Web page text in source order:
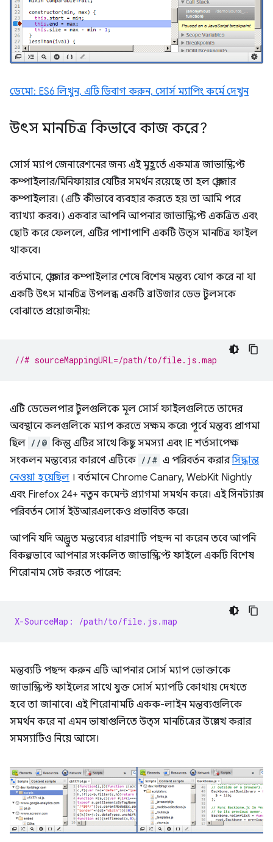
ডেমো: ES6 লিখুন, এটি ডিবাগ করুন, সোর্স ম্যাপিং কর্মে দেখুন
উৎস মানচিত্র কিভাবে কাজ করে?
সোর্স ম্যাপ জেনারেশনের জন্য এই মুহূর্তে একমাত্র জাভাস্ক্রিপ্ট
কম্পাইলার/মিনিফায়ার যেটির সমর্থন রয়েছে তা হল ক্লোজার
কম্পাইলার। (এটি কীভাবে ব্যবহার করতে হয় তা আমি পরে
ব্যাখ্যা করব।) একবার আপনি আপনার জাভাস্ক্রিপ্ট একত্রিত এবং
ছোট করে ফেললে, এটির পাশাপাশি একটি উত্স মানচিত্র ফাইল
থাকবে।
বর্তমানে, ক্লোজার কম্পাইলার শেষে বিশেষ মন্তব্য যোগ করে না যা
একটি উৎস মানচিত্র উপলব্ধ একটি ব্রাউজার ডেভ টুলসকে
বোঝাতে প্রয়োজনীয়:
//# sourceMappingURL=/path/to/file.js.map
এটি ডেভেলপার টুলগুলিকে মূল সোর্স ফাইলগুলিতে তাদের
অবস্থানে কলগুলিকে ম্যাপ করতে সক্ষম করে৷ পূর্বে মন্তব্য প্রাগমা
ছিল //@ কিন্তু এটির সাথে কিছু সমস্যা এবং IE শর্তসাপেক্ষ
সংকলন মন্তব্যের কারণে এটিকে //# এ পরিবর্তন করারসিদ্ধান্ত
নেওয়া হয়েছিল । বর্তমানে Chrome Canary, WebKit Nightly
এবং Firefox 24+ নতুন কমেন্ট প্র্যাগমা সমর্থন করে। এই সিনট্যাক্স
পরিবর্তন সোর্স ইউআরএলকেও প্রভাবিত করে।
আপনি যদি অদ্ভুত মন্তব্যের ধারণাটি পছন্দ না করেন তবে আপনি
বিকল্পভাবে আপনার সংকলিত জাভাস্ক্রিপ্ট ফাইলে একটি বিশেষ
শিরোনাম সেট করতে পারেন:
X-SourceMap: /path/to/file.js.map
মন্তব্যটি পছন্দ করুন এটি আপনার সোর্স ম্যাপ ভোক্তাকে
জাভাস্ক্রিপ্ট ফাইলের সাথে যুক্ত সোর্স ম্যাপটি কোথায় দেখতে
হবে তা জানাবে। এই শিরোনামটি একক-লাইন মন্তব্যগুলিকে
সমর্থন করে না এমন ভাষাগুলিতে উত্স মানচিত্রের উল্লেখ করার
সমস্যাটিও নিয়ে আসে।